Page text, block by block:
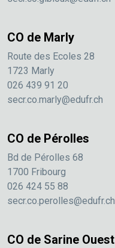
CO de Marly
Route des Ecoles 28
1723 Marly
026 439 91 20
secr.co.marly@edufr.ch
CO de Pérolles
Bd de Pérolles 68
1700 Fribourg
026 424 55 88
secr.co.perolles@edufr.ch
CO de Sarine Ouest